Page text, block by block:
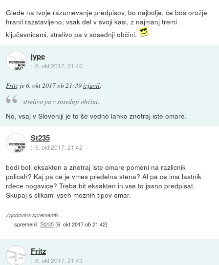
Glede na tvoje razumevanje predpisov, bo najbolje, če boš orožje
hranil razstavljeno, vsak del v svoji kasi, z najmanj tremi
ključavnicami, strelivo pa v sosednji občini.
jype
::6. okt 2017, 21:40
Fritz je6. okt 2017 ob 21:39izjavil:
strelivo pa v sosednji občini.
No, vsaj v Sloveniji je to še vedno lahko znotraj iste omare.
St235
::6. okt 2017, 21:42
bodi bolj eksakten a znotraj iste omare pomeni na razlicnik
policah? Kaj pa ce je vmes predelna stena? Al pa ce ima lastnik
rdece nogavice? Treba bit eksakten in vse to jasno predpisat.
Skupaj s slikami vseh moznih tipov omar.
Zgodovina sprememb…
spremenil:St235(6. okt 2017 ob 21:42)
Fritz
::6. okt 2017, 21:43